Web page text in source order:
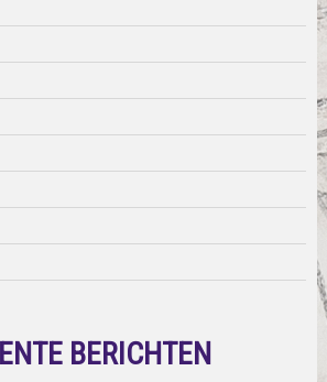
BERICHTEN